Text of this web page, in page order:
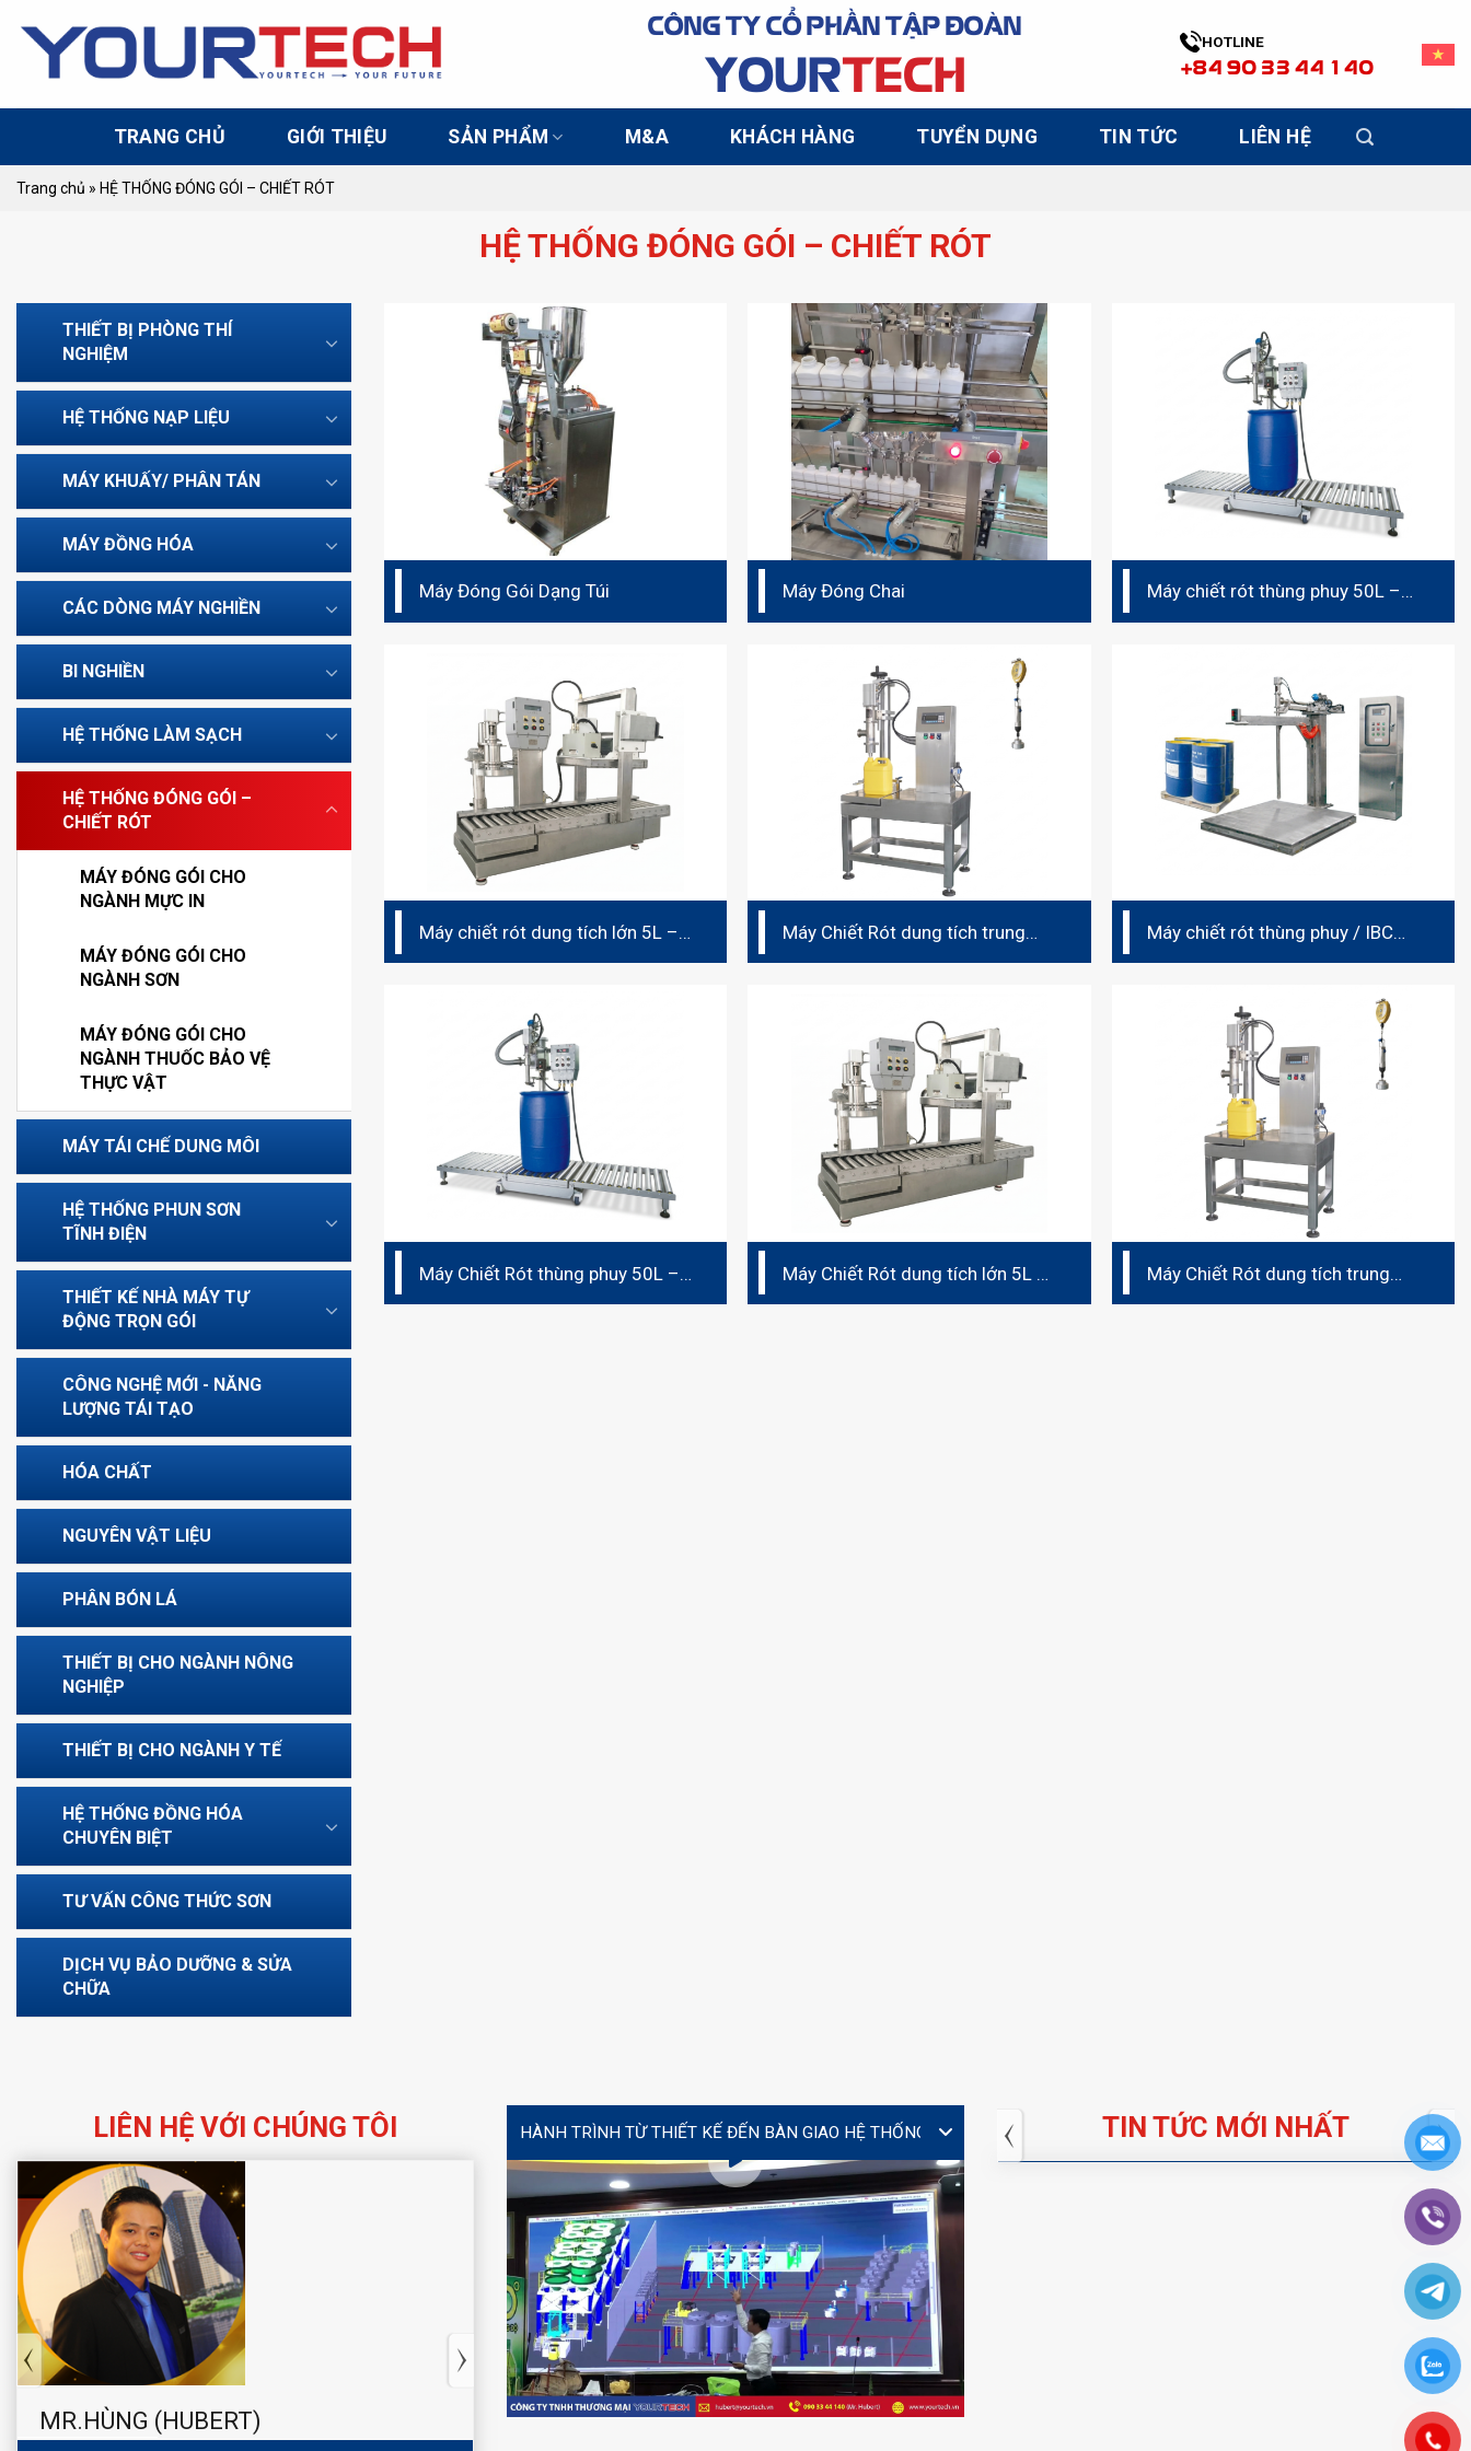
CÔNG TY CỔ PHẦN TẬP ĐOÀN
YOURTECH HOTLINE
+84 90 33 44 140
TRANG CHỦ GIỚI THIỆU SẢN PHẨM M&A KHÁCH HÀNG TUYỂN DỤNG TIN TỨC LIÊN HỆ
Trang chủ » HỆ THỐNG ĐÓNG GÓI – CHIẾT RÓT
HỆ THỐNG ĐÓNG GÓI – CHIẾT RÓT
THIẾT BỊ PHÒNG THÍ
NGHIỆM
HỆ THỐNG NẠP LIỆU
MÁY KHUẤY/ PHÂN TÁN
MÁY ĐỒNG HÓA
CÁC DÒNG MÁY NGHIỀN
BI NGHIỀN
HỆ THỐNG LÀM SẠCH
HỆ THỐNG ĐÓNG GÓI –
CHIẾT RÓT
MÁY ĐÓNG GÓI CHO
NGÀNH MỰC IN
MÁY ĐÓNG GÓI CHO
NGÀNH SƠN
MÁY ĐÓNG GÓI CHO
NGÀNH THUỐC BẢO VỆ
THỰC VẬT
MÁY TÁI CHẾ DUNG MÔI
HỆ THỐNG PHUN SƠN
TĨNH ĐIỆN
THIẾT KẾ NHÀ MÁY TỰ
ĐỘNG TRỌN GÓI
CÔNG NGHỆ MỚI - NĂNG
LƯỢNG TÁI TẠO
HÓA CHẤT
NGUYÊN VẬT LIỆU
PHÂN BÓN LÁ
THIẾT BỊ CHO NGÀNH NÔNG
NGHIỆP
THIẾT BỊ CHO NGÀNH Y TẾ
HỆ THỐNG ĐỒNG HÓA
CHUYÊN BIỆT
TƯ VẤN CÔNG THỨC SƠN
DỊCH VỤ BẢO DƯỠNG & SỬA
CHỮA
Máy Đóng Gói Dạng Túi Máy Đóng Chai
Máy chiết rót thùng phuy 50L –
Máy chiết rót dung tích lớn 5L –
Máy Chiết Rót dung tích trung
Máy chiết rót thùng phuy / IBC
Máy Chiết Rót thùng phuy 50L –
Máy Chiết Rót dung tích lớn 5L –
Máy Chiết Rót dung tích trung
LIÊN HỆ VỚI CHÚNG TÔI
MR.HÙNG (HUBERT)
MS. TÚ (JENNY)
MR.HÙNG (HUBERT)
VIDEO TIN TỨC MỚI NHẤT
Lễ ký kết hợp tác giữa Yourtech và Tây Đô Long An tại
Coating Expo 2026
Tuyển dụng: Nhân viên KẾ TOÁN